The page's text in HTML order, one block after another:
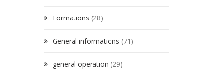
Formations (28)
General informations (71)
general operation (29)